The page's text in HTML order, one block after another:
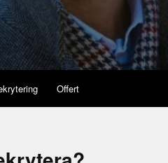
Offert